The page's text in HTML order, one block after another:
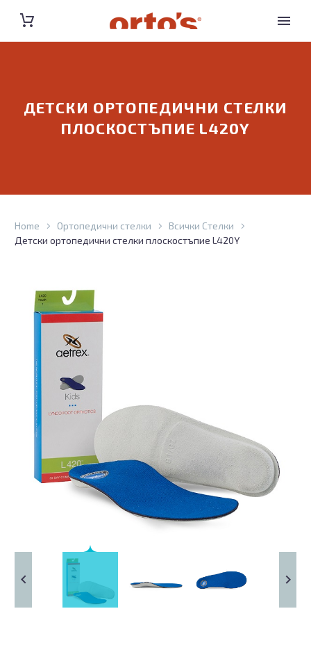
ДЕТСКИ ОРТОПЕДИЧНИ СТЕЛКИ
ПЛОСКОСТЪПИЕ L420Y
Home Ортопедични стелки
Всички Стелки
Детски ортопедични стелки плоскостъпие L420Y